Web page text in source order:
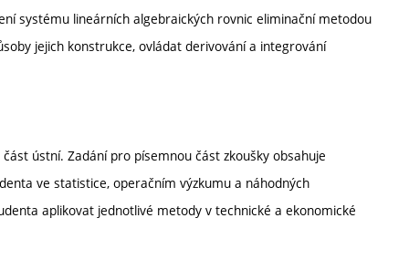
systému lineárních algebraických rovnic eliminační metodou
jejich konstrukce, ovládat derivování a integrování
ústní. Zadání pro písemnou část zkoušky obsahuje
ve statistice, operačním výzkumu a náhodných
aplikovat jednotlivé metody v technické a ekonomické